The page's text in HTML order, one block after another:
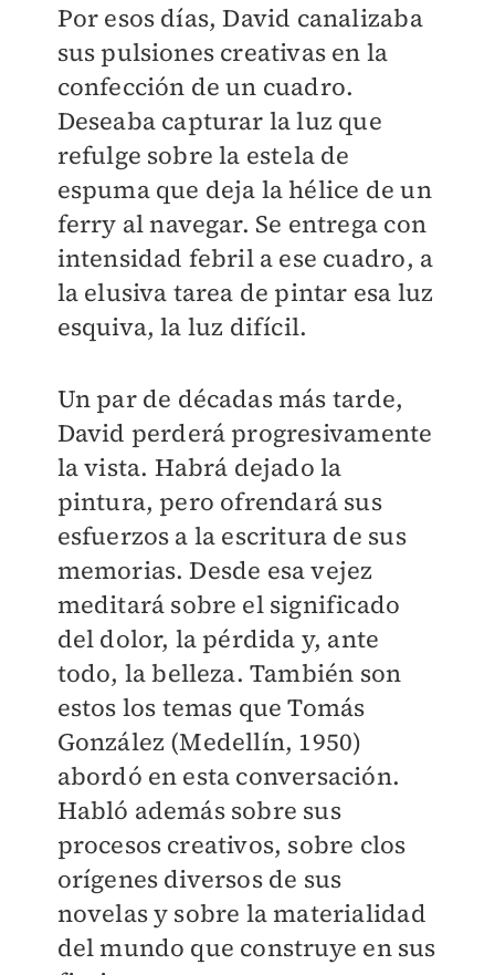
Por esos días, David canalizaba
sus pulsiones creativas en la
confección de un cuadro.
Deseaba capturar la luz que
refulge sobre la estela de
espuma que deja la hélice de un
ferry al navegar. Se entrega con
intensidad febril a ese cuadro, a
la elusiva tarea de pintar esa luz
esquiva, la luz difícil.
Un par de décadas más tarde,
David perderá progresivamente
la vista. Habrá dejado la
pintura, pero ofrendará sus
esfuerzos a la escritura de sus
memorias. Desde esa vejez
meditará sobre el significado
del dolor, la pérdida y, ante
todo, la belleza. También son
estos los temas que Tomás
González (Medellín, 1950)
abordó en esta conversación.
Habló además sobre sus
procesos creativos, sobre clos
orígenes diversos de sus
novelas y sobre la materialidad
del mundo que construye en sus